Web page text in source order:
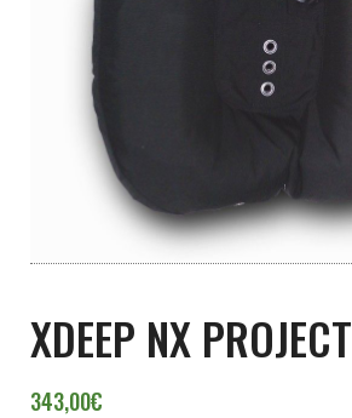
XDEEP NX PROJECT
343,00€